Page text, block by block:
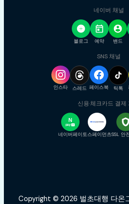
네이버 채널
블로그 예약 밴드
SNS 채널
인스타 스레드 페이스북 틱톡
신용·체크카드 결제
N
pay +
네이버페이토스페이먼츠SSL 안
Copyright © 2026 벌초대행 다온